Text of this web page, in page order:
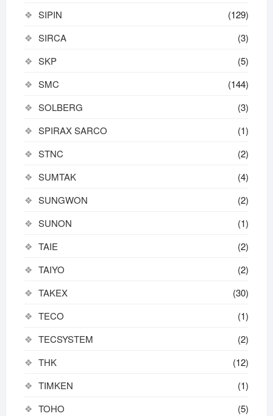
SIPIN
(129)
SIRCA
(3)
SKP
(5)
SMC
(144)
SOLBERG
(3)
SPIRAX SARCO
(1)
STNC
(2)
SUMTAK
(4)
SUNGWON
(2)
SUNON
(1)
TAIE
(2)
TAIYO
(2)
TAKEX
(30)
TECO
(1)
TECSYSTEM
(2)
THK
(12)
TIMKEN
(1)
TOHO
(5)